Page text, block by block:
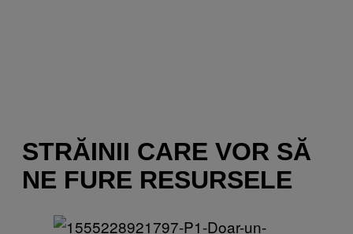
STRĂINII CARE VOR SĂ
NE FURE RESURSELE